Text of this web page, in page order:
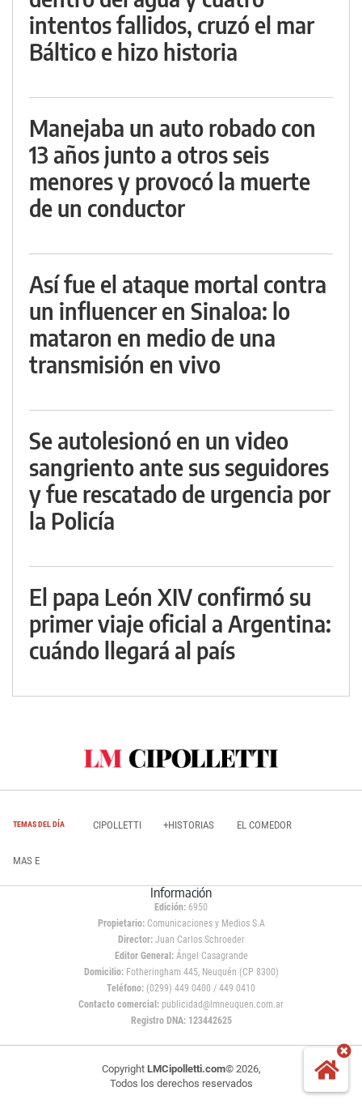
intentos fallidos, cruzó el mar
Báltico e hizo historia
Manejaba un auto robado con
13 años junto a otros seis
menores y provocó la muerte
de un conductor
Así fue el ataque mortal contra
un influencer en Sinaloa: lo
mataron en medio de una
transmisión en vivo
Se autolesionó en un video
sangriento ante sus seguidores
y fue rescatado de urgencia por
la Policía
El papa León XIV confirmó su
primer viaje oficial a Argentina:
cuándo llegará al país
TEMAS DEL DÍA CIPOLLETTI +HISTORIAS EL COMEDOR
MAS E
Información
Edición: 6950
Propietario:Comunicaciones y Medios S.A
Director: Juan Carlos Schroeder
Editor General:Ángel Casagrande
Domicilio:Fotheringham 445, Neuquén (CP 8300)
Teléfono: (0299) 449 0400 / 449 0410
Contacto comercial: publicidad@lmneuquen.com.ar
Registro DNA: 123442625
Copyright LMCipolletti.com© 2026,
Todos los derechos reservados